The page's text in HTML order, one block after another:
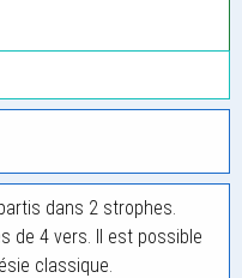
dans 2 strophes.
de 4 vers. Il est possible
classique.